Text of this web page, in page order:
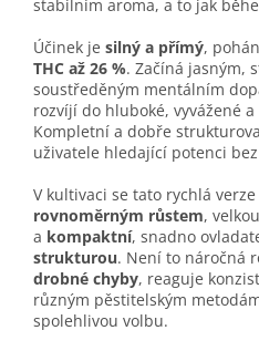
stabilním aroma, a to jak
Účinek je silný a přímý,
THC až 26 %. Začíná jasným,
soustředěným mentálním
rozvíjí do hluboké, vyvážené
Kompletní a dobře
uživatele hledající potenci
V kultivaci se tato rychlá verze
rovnoměrným růstem,
a kompaktní, snadno
strukturou. Není to náročná
drobné chyby, reaguje
různým pěstitelským
spolehlivou volbu.